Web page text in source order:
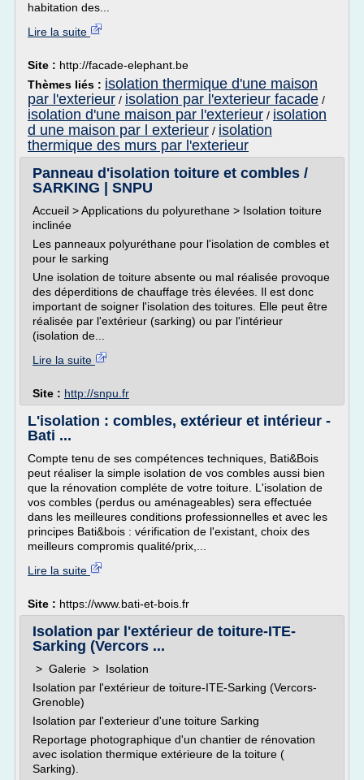
habitation des...
Lire la suite
Site : http://facade-elephant.be
Thèmes liés : isolation thermique d'une maison
par l'exterieur / isolation par l'exterieur facade /
isolation d'une maison par l'exterieur / isolation
d une maison par l exterieur / isolation
thermique des murs par l'exterieur
Panneau d'isolation toiture et combles /
SARKING | SNPU
Accueil > Applications du polyurethane > Isolation toiture
inclinée
Les panneaux polyuréthane pour l'isolation de combles et
pour le sarking
Une isolation de toiture absente ou mal réalisée provoque
des déperditions de chauffage très élevées. Il est donc
important de soigner l'isolation des toitures. Elle peut être
réalisée par l'extérieur (sarking) ou par l'intérieur
(isolation de...
Lire la suite
Site : http://snpu.fr
L'isolation : combles, extérieur et intérieur -
Bati ...
Compte tenu de ses compétences techniques, Bati&Bois
peut réaliser la simple isolation de vos combles aussi bien
que la rénovation compléte de votre toiture. L'isolation de
vos combles (perdus ou aménageables) sera effectuée
dans les meilleures conditions professionnelles et avec les
principes Bati&bois : vérification de l'existant, choix des
meilleurs compromis qualité/prix,...
Lire la suite
Site : https://www.bati-et-bois.fr
Isolation par l'extérieur de toiture-ITE-
Sarking (Vercors ...
> Galerie > Isolation
Isolation par l'extérieur de toiture-ITE-Sarking (Vercors-
Grenoble)
Isolation par l'exterieur d'une toiture Sarking
Reportage photographique d'un chantier de rénovation
avec isolation thermique extérieure de la toiture (
Sarking).